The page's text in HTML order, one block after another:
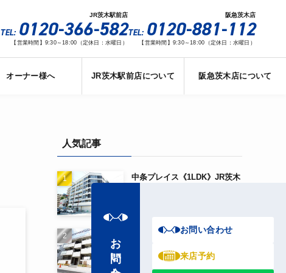
JR茨木駅前店
TEL: 0120-366-582
【営業時間】9:30～18:00（定休日：水曜日）
阪急茨木店
TEL: 0120-881-112
【営業時間】9:30～18:00（定休日：水曜日）
オーナー様へ JR茨木駅前店について 阪急茨木店について
人気記事
中条プレイス《1LDK》JR茨木
D-room茨木《2LDK》阪急茨
お問い合わせ
お問い合わせ
来店予約